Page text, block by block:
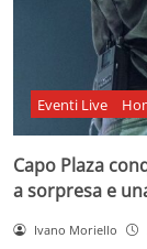
Eventi Live
Capo Plaza
a sorpresa e
Ivano Moriello